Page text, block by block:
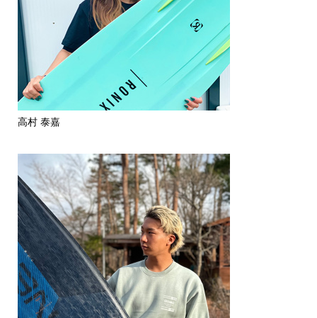
高村 泰嘉